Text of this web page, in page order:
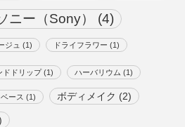
ニー（Sony） (4)
ジュ (1) ドライフラワー (1)
ドドリップ (1) ハーバリウム (1)
ベース (1) ボディメイク (2)